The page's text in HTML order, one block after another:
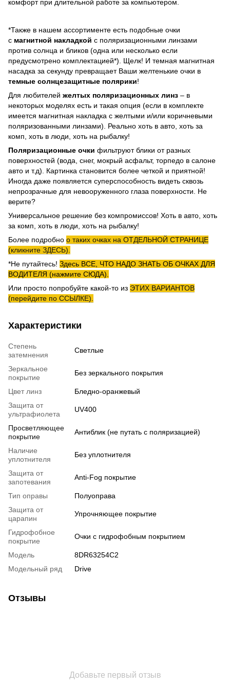
комфорт при длительной работе за компьютером.
*Также в нашем ассортименте есть подобные очки
с магнитной накладкой с поляризационными линзами
против солнца и бликов (одна или несколько если
предусмотрено комплектацией*). Щелк! И темная магнитная
насадка за секунду превращает Ваши желтенькие очки в
темные солнцезащитные полярики!
Для любителей желтых поляризационных линз – в
некоторых моделях есть и такая опция (если в комплекте
имеется магнитная накладка с желтыми и/или коричневыми
поляризованными линзами). Реально хоть в авто, хоть за
комп, хоть в люди, хоть на рыбалку!
Поляризационные очки фильтруют блики от разных
поверхностей (вода, снег, мокрый асфальт, торпедо в салоне
авто и т.д). Картинка становится более четкой и приятной!
Иногда даже появляется суперспособность видеть сквозь
непрозрачные для невооруженного глаза поверхности. Не
верите?
Универсальное решение без компромиссов! Хоть в авто, хоть
за комп, хоть в люди, хоть на рыбалку!
Более подробно о таких очках на ОТДЕЛЬНОЙ СТРАНИЦЕ
(кликните ЗДЕСЬ).
*Не путайтесь! Здесь ВСЕ, ЧТО НАДО ЗНАТЬ ОБ ОЧКАХ ДЛЯ
ВОДИТЕЛЯ (нажмите СЮДА).
Или просто попробуйте какой-то из ЭТИХ ВАРИАНТОВ
(перейдите по ССЫЛКЕ).
Характеристики
Степень
затемнения
Светлые
Зеркальное
покрытие
Без зеркального покрытия
Цвет линз
Бледно-оранжевый
Защита от
ультрафиолета
UV400
Просветляющее
покрытие
Антиблик (не путать с поляризацией)
Наличие
уплотнителя
Без уплотнителя
Защита от
запотевания
Anti-Fog покрытие
Тип оправы
Полуоправа
Защита от
царапин
Упрочняющее покрытие
Гидрофобное
покрытие
Очки с гидрофобным покрытием
Модель
8DR63254С2
Модельный ряд
Drive
Отзывы
Добавьте первый отзыв